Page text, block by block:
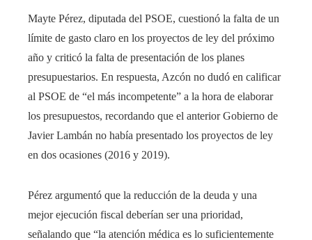
Mayte Pérez, diputada del PSOE, cuestionó la falta de un
límite de gasto claro en los proyectos de ley del próximo
año y criticó la falta de presentación de los planes
presupuestarios. En respuesta, Azcón no dudó en calificar
al PSOE de “el más incompetente” a la hora de elaborar
los presupuestos, recordando que el anterior Gobierno de
Javier Lambán no había presentado los proyectos de ley
en dos ocasiones (2016 y 2019).
Pérez argumentó que la reducción de la deuda y una
mejor ejecución fiscal deberían ser una prioridad,
señalando que “la atención médica es lo suficientemente